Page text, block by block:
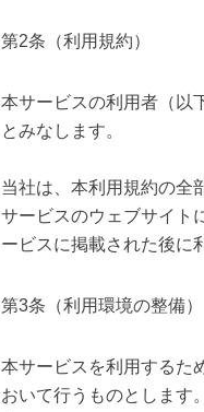
第2条（利用規約）
本サービスの利用者（以
とみなします。
当社は、本利用規約の全
サービスのウェブサイト
ービスに掲載された後に
第3条（利用環境の整備）
本サービスを利用するた
おいて行うものとします